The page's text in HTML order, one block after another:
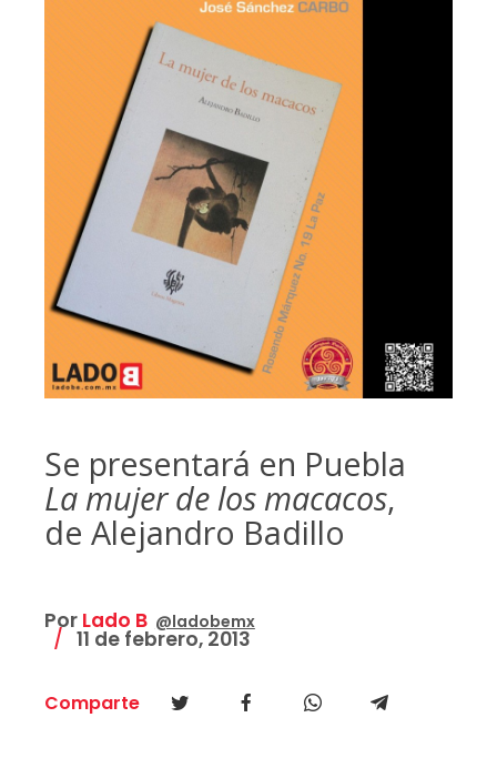
Se presentará en Puebla
La mujer de los macacos,
de Alejandro Badillo
Por Lado B @ladobemx
11 de febrero, 2013
Comparte